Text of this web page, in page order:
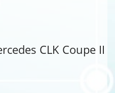
CLK Coupe II